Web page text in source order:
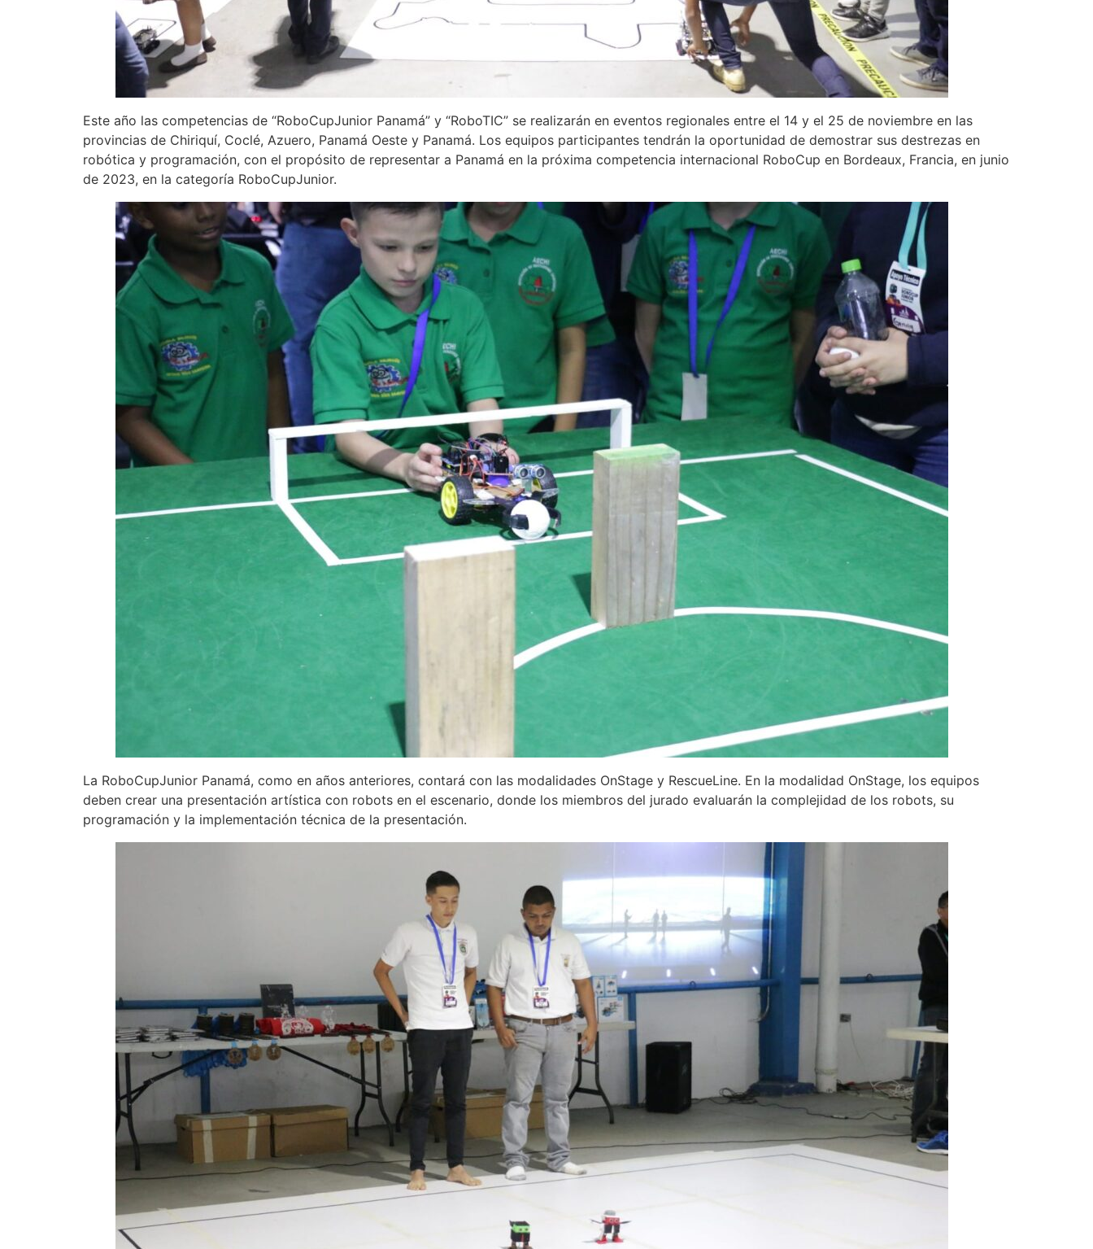
Este año las competencias de “RoboCupJunior Panamá” y “RoboTIC” se realizarán en eventos regionales entre el 14 y el 25 de noviembre en las
provincias de Chiriquí, Coclé, Azuero, Panamá Oeste y Panamá. Los equipos participantes tendrán la oportunidad de demostrar sus destrezas en
robótica y programación, con el propósito de representar a Panamá en la próxima competencia internacional RoboCup en Bordeaux, Francia, en junio
de 2023, en la categoría RoboCupJunior.
La RoboCupJunior Panamá, como en años anteriores, contará con las modalidades OnStage y RescueLine. En la modalidad OnStage, los equipos
deben crear una presentación artística con robots en el escenario, donde los miembros del jurado evaluarán la complejidad de los robots, su
programación y la implementación técnica de la presentación.